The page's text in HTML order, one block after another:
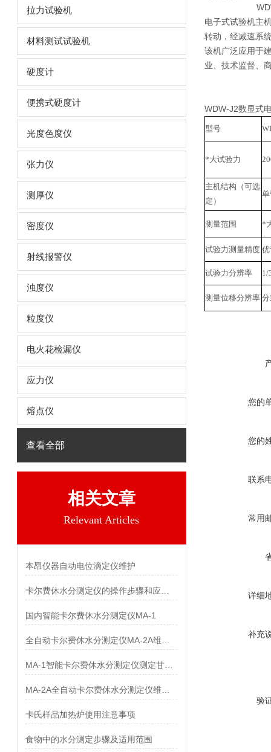
拉力试验机
材料测试试验机
硬度计
便携式硬度计
光度色度仪
张力仪
测厚仪
密度仪
射线报警仪
浊度仪
粒度仪
电火花检漏仪
应力仪
熔点仪
查看全部
相关文章
Relevant Articles
本昂仪器自动电位滴定仪维护
国内智能卡尔费休水分测定仪MA-1
卡氏样品加热炉使用注意事项
食物中的水分测定步骤及适用范围
电子式试验机主
转动，经减速系
该机广泛应用于
业、技术监督、
WDW-J2数显式
型号
*大试验力
主机结构（可选
定）
测量范围 *
试验力测量精度
试验力分辨率 1/
测量位移分辨率 分
您的
您的
联系
常用
详细
补充
验